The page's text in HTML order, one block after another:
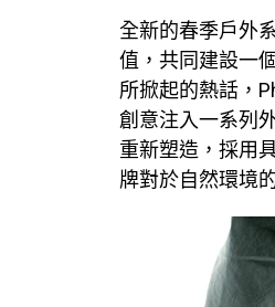
全新的春季戶外
值，共同建設一
所掀起的熱話，
創意注入一系列
重新塑造，採用
牌對於自然環境